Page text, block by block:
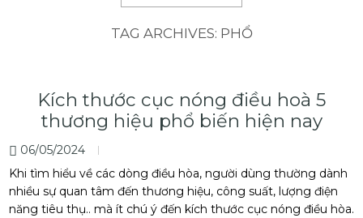
TAG ARCHIVES: PHỔ
Kích thước cục nóng điều hoà 5
thương hiệu phổ biến hiện nay
06/05/2024
Khi tìm hiểu về các dòng điều hòa, người dùng thường dành
nhiều sự quan tâm đến thương hiệu, công suất, lượng điện
năng tiêu thụ.. mà ít chú ý đến kích thước cục nóng điều hòa.